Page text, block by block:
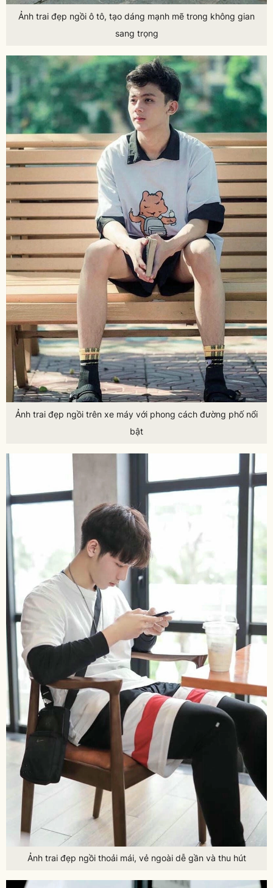
Ảnh trai đẹp ngồi ô tô, tạo dáng mạnh mẽ trong không gian
sang trọng
Ảnh trai đẹp ngồi trên xe máy với phong cách đường phố nổi
bật
Ảnh trai đẹp ngồi thoải mái, vẻ ngoài dễ gần và thu hút